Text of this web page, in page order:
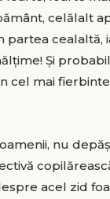
celălalt
partea cealaltă,
Și
cel mai
nu
acel zid